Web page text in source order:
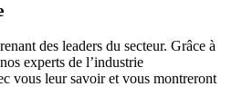
des leaders du secteur. Grâce à
experts de l’industrie
vous leur savoir et vous montreront